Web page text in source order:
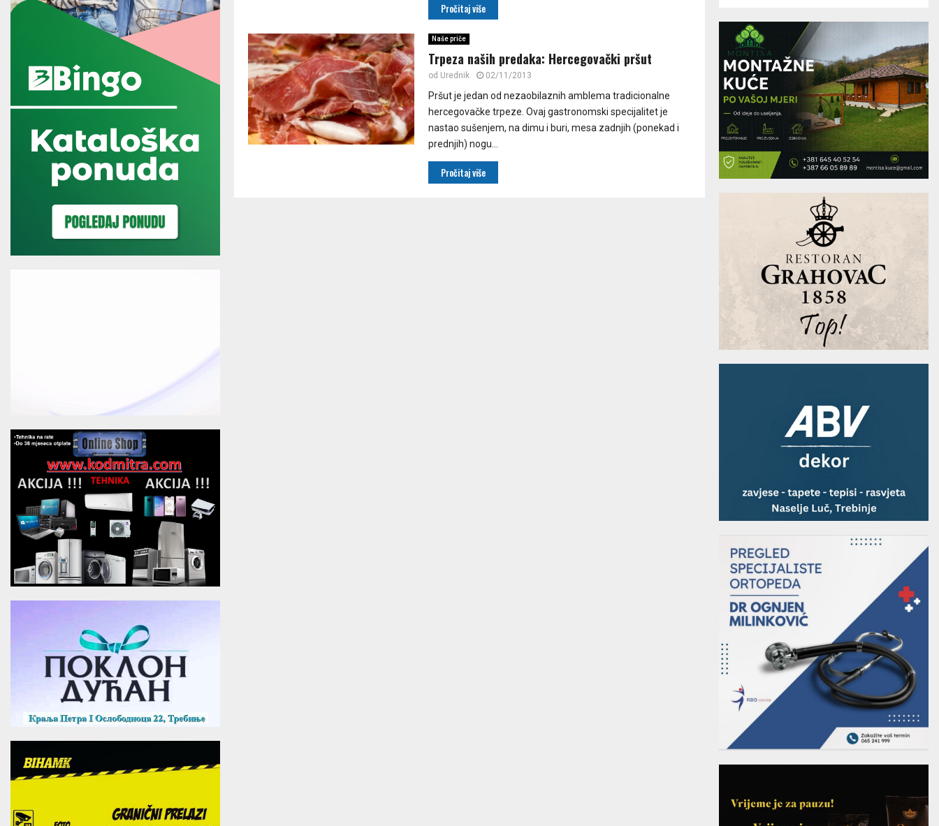
Pročitaj više
Naše priče
Trpeza naših predaka: Hercegovački pršut
od Urednik 02/11/2013
Pršut je jedan od nezaobilaznih amblema tradicionalne
hercegovačke trpeze. Ovaj gastronomski specijalitet je
nastao sušenjem, na dimu i buri, mesa zadnjih (ponekad i
prednjih) nogu...
Pročitaj više